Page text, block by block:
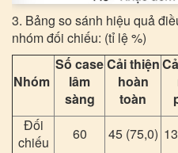
3. Bảng so sánh hiệu quả
nhóm đối chiếu: (tỉ lệ %)
Nhóm
Số case
lâm
sàng
Cải thiện
hoàn
toàn
Đối
chiếu
60 45 (75,0)